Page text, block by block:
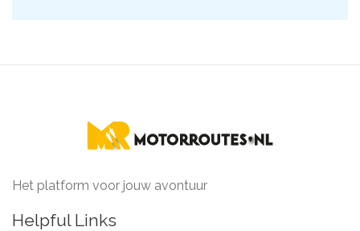
Het platform voor jouw avontuur
Helpful Links